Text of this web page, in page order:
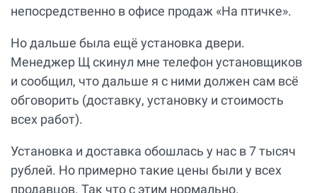
непосредственно в офисе продаж «На птичке».
Но дальше была ещё установка двери.
Менеджер Щ скинул мне телефон установщиков
и сообщил, что дальше я с ними должен сам всё
обговорить (доставку, установку и стоимость
всех работ).
Установка и доставка обошлась у нас в 7 тысяч
рублей. Но примерно такие цены были у всех
продавцов. Так что с этим нормально.